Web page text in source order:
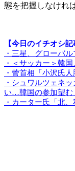
態を把握しなけれ
【今日のイチオシ記
・三星、グローバ
・＜サッカー＞韓
・菅首相「小沢氏
・シュワルツェネ
い…韓国の参加望む
・カーター氏「北